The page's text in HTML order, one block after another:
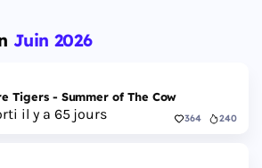
Juin 2026
Tigers - Summer of The Cow
il y a 65 jours 364 240